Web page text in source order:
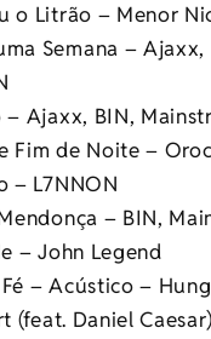
o Litrão – Menor
Semana – Ajaxx,
– Ajaxx, BIN,
Fim de Noite –
– L7NNON
– BIN,
– John Legend
– Acústico –
(feat. Daniel